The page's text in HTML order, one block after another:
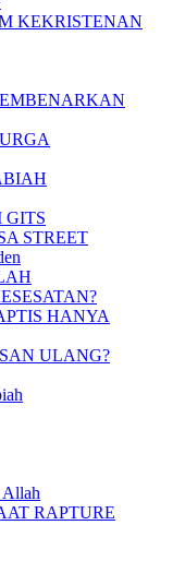
KEKRISTENAN
GITS
STREET
HANYA
ULANG?
Allah
RAPTURE